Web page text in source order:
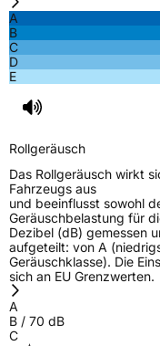
Fahrzeugklasse
3PMSF /
EPREL ID992397
Allgemeine
A
B
C
D
E
Rollgeräusch
Das Rollgeräusch wirkt
Fahrzeugs aus
und beeinflusst sowohl
Geräuschbelastung für
Dezibel (dB) gemessen
aufgeteilt: von A
Geräuschklasse). Die
sich an EU Grenzwerten.
A
B / 70 dB
C